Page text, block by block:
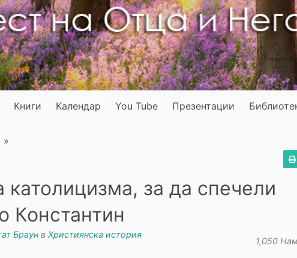
Книги Календар You Tube Презентации
»
за да спечели
Константин
Браун в Християнска история
1,050